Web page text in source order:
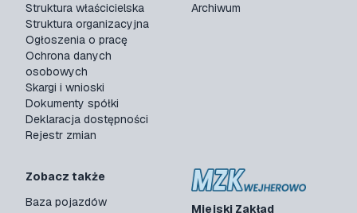
Miejski Zakład
Struktura właścicielska
Struktura organizacyjna
Ogłoszenia o pracę
Ochrona danych
osobowych
Skargi i wnioski
Dokumenty spółki
Deklaracja dostępności
Rejestr zmian
Archiwum
Zobacz także
Baza pojazdów